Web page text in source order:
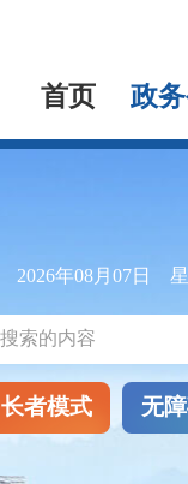
首页 政
2026年08月07日
长者模式 无